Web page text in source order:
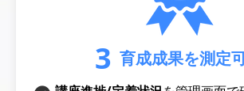
3 育成成果を測定